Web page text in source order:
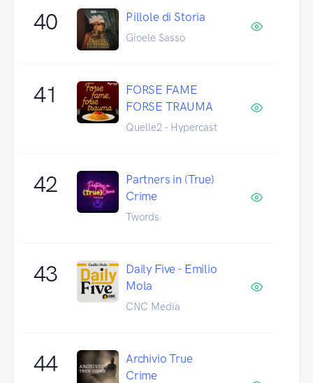
40 Pillole di Storia
Gioele Sasso
41
FORSE FAME
FORSE TRAUMA
Quelle2 - Hypercast
42
Partners in (True)
Crime
Twords
43
Daily Five - Emilio
Mola
CNC Media
44
Archivio True
Crime